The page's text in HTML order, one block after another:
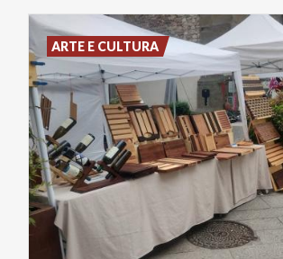
ARTE E CULTURA